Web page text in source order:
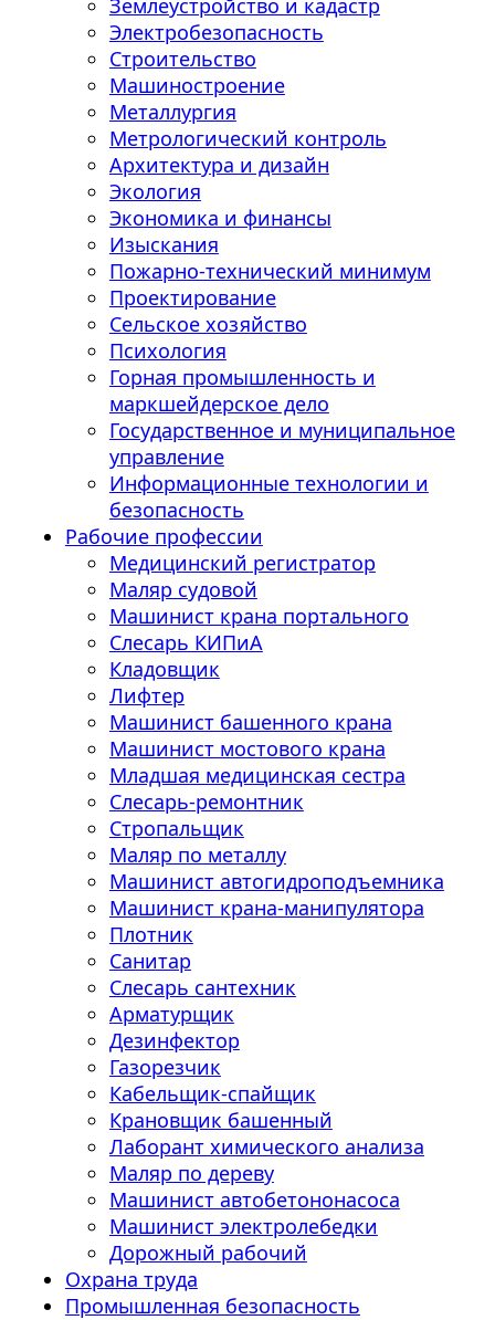
Землеустройство и кадастр
Электробезопасность
Строительство
Машиностроение
Металлургия
Метрологический контроль
Архитектура и дизайн
Экология
Экономика и финансы
Изыскания
Пожарно-технический минимум
Проектирование
Сельское хозяйство
Психология
Горная промышленность и
маркшейдерское дело
Государственное и муниципальное
управление
Информационные технологии и
безопасность
Рабочие профессии
Медицинский регистратор
Маляр судовой
Машинист крана портального
Слесарь КИПиА
Кладовщик
Лифтер
Машинист башенного крана
Машинист мостового крана
Младшая медицинская сестра
Слесарь-ремонтник
Стропальщик
Маляр по металлу
Машинист автогидроподъемника
Машинист крана-манипулятора
Плотник
Санитар
Слесарь сантехник
Арматурщик
Дезинфектор
Газорезчик
Кабельщик-спайщик
Крановщик башенный
Лаборант химического анализа
Маляр по дереву
Машинист автобетононасоса
Машинист электролебедки
Дорожный рабочий
Охрана труда
Промышленная безопасность